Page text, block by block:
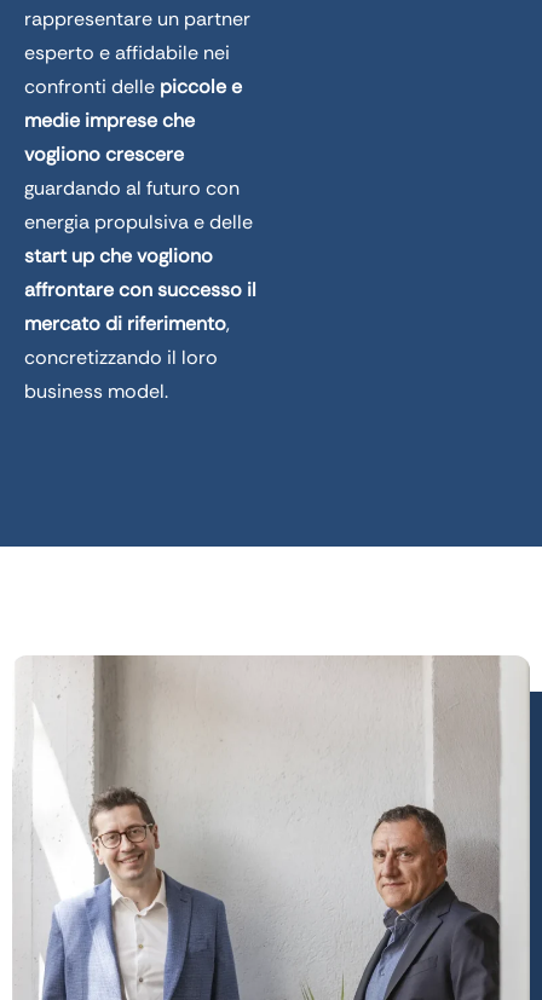
rappresentare un partner
esperto e affidabile nei
confronti delle piccole e
medie imprese che
vogliono crescere
guardando al futuro con
energia propulsiva e delle
start up che vogliono
affrontare con successo il
mercato di riferimento,
concretizzando il loro
business model.